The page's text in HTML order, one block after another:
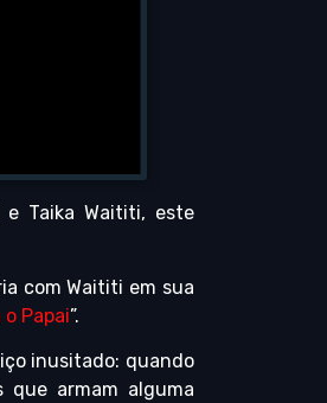
e Taika Waititi, este
com Waititi em sua
o Papai”.
inusitado: quando
que armam alguma